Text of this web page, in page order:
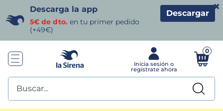
Descarga la app
5€ de dto. en tu primer pedido
(+49€)
Descargar
×
0
Buscar...